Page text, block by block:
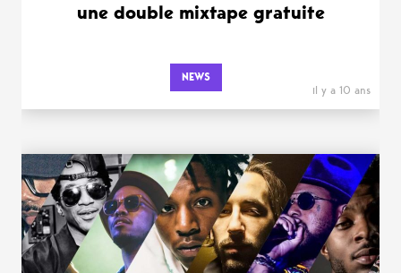
une double mixtape gratuite
NEWS
il y a 10 ans